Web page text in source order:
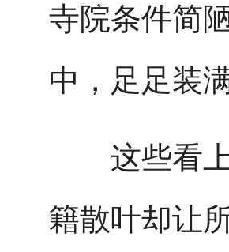
寺院条件简
中，足足装
这些看上
籍散叶却让